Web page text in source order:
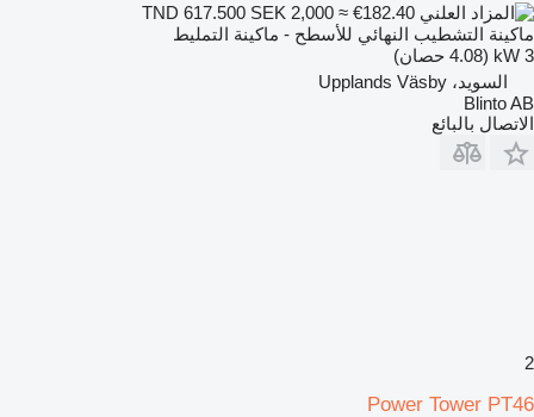
SEK 2,000 ≈ €182.40
ماكينة التشطيب النهائي للأسطح - ماكينة التمليط
3 kW (4.08 حصان)
السويد، Upplands Väsby
Blinto AB
الاتصال بالبائع
2
Power Tower PT46